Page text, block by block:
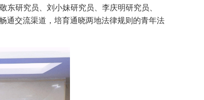
研究员、刘小妹研究员、李庆明研究员、
通交流渠道，培育通晓两地法律规则的青年法